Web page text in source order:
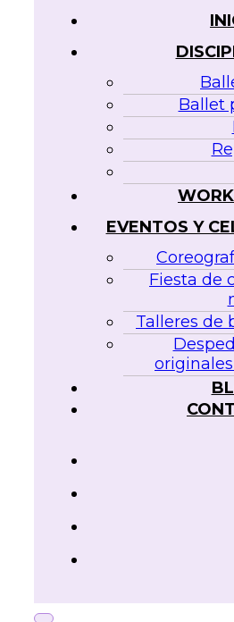
Ballet
EVENTOS Y
Fiesta de
Talleres de